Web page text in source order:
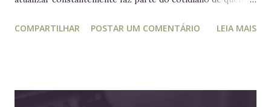
planejamento e gestão a leitura e atualização frequente é
COMPARTILHAR POSTAR UM COMENTÁRIO LEIA MAIS